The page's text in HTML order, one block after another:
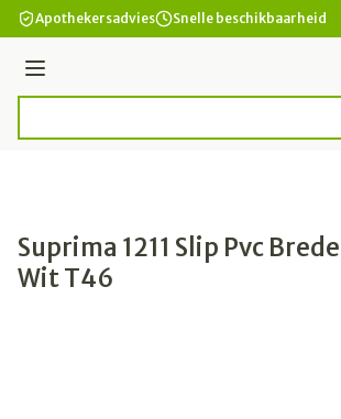
Ga naar de inhoud
Apothekersadvies Snelle beschikbaarheid
Menu
Suprima 1211 Slip Pvc
Wit T46